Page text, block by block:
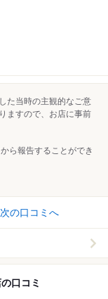
た当時の主観的なご意
ますので、お店に事前
ら報告することができ
次の口コミへ
口コミ